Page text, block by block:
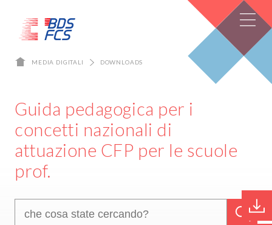
MEDIA DIGITALI DOWNLOADS
Guida pedagogica per i
concetti nazionali di
attuazione CFP per le scuole
prof.